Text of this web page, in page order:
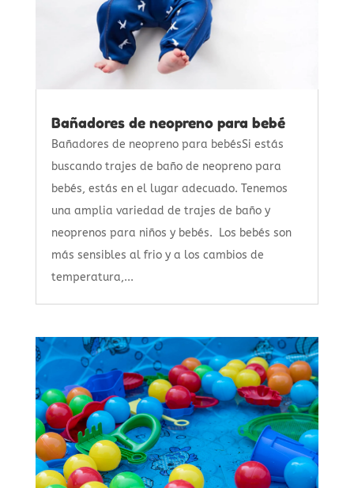
Bañadores de neopreno para bebé
Bañadores de neopreno para bebésSi estás
buscando trajes de baño de neopreno para
bebés, estás en el lugar adecuado. Tenemos
una amplia variedad de trajes de baño y
neoprenos para niños y bebés. Los bebés son
más sensibles al frio y a los cambios de
temperatura,...